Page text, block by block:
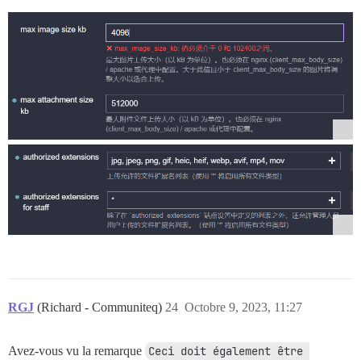
RGJ (Richard - Communiteq) Octobre 9, 2023, 11:27
24
Avez-vous vu la remarque Ceci doit également être